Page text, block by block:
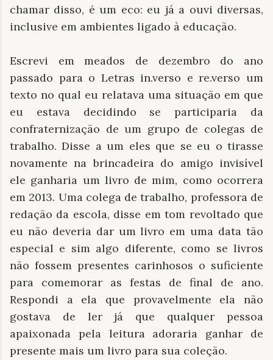
chamar disso, é um eco: eu já a ouvi diversas,
inclusive em ambientes ligado à educação.
Escrevi em meados de dezembro do ano
passado para o Letras in.verso e re.verso um
texto no qual eu relatava uma situação em que
eu estava decidindo se participaria da
confraternização de um grupo de colegas de
trabalho. Disse a um eles que se eu o tirasse
novamente na brincadeira do amigo invisível
ele ganharia um livro de mim, como ocorrera
em 2013. Uma colega de trabalho, professora de
redação da escola, disse em tom revoltado que
eu não deveria dar um livro em uma data tão
especial e sim algo diferente, como se livros
não fossem presentes carinhosos o suficiente
para comemorar as festas de final de ano.
Respondi a ela que provavelmente ela não
gostava de ler já que qualquer pessoa
apaixonada pela leitura adoraria ganhar de
presente mais um livro para sua coleção.